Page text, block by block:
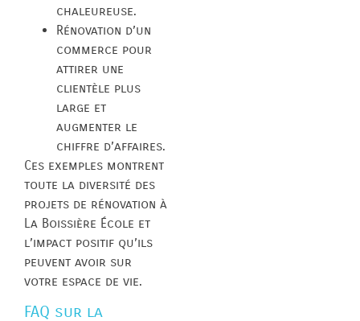
chaleureuse.
Rénovation d’un
commerce pour
attirer une
clientèle plus
large et
augmenter le
chiffre d’affaires.
Ces exemples montrent
toute la diversité des
projets de rénovation à
La Boissière École et
l’impact positif qu’ils
peuvent avoir sur
votre espace de vie.
FAQ sur la